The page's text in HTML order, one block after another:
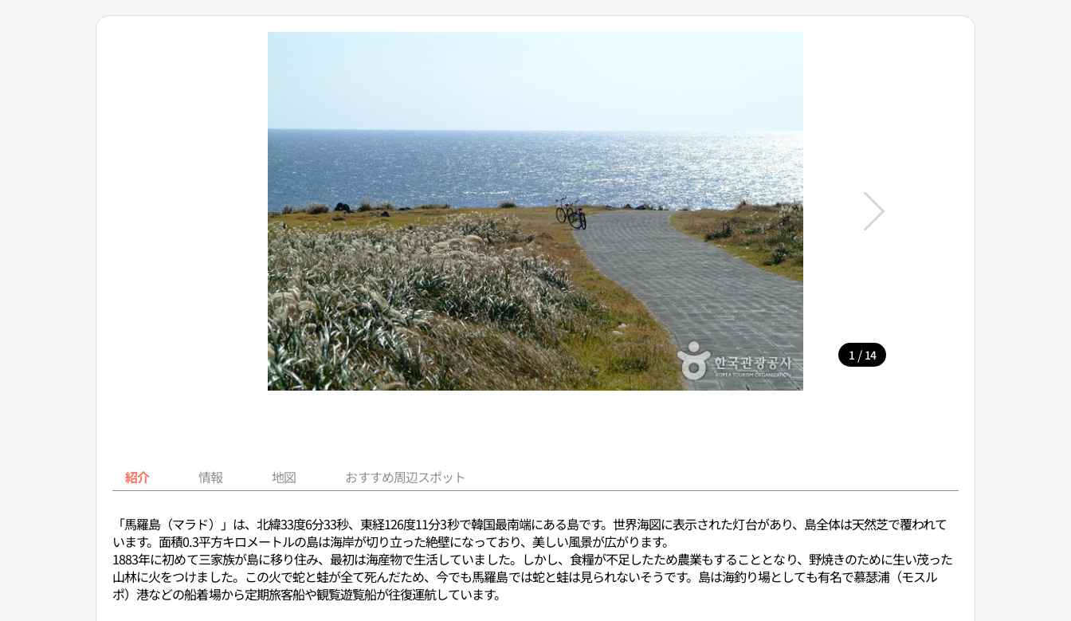
1 / 14
紹介 情報 地図 おすすめ周辺スポット
「馬羅島（マラド）」は、北緯33度6分33秒、東経126度11分3秒で韓国最南端にある島です。世界海図に表示された灯台があり、島全体は天然芝で覆われて
います。面積0.3平方キロメートルの島は海岸が切り立った絶壁になっており、美しい風景が広がります。
1883年に初めて三家族が島に移り住み、最初は海産物で生活していました。しかし、食糧が不足したため農業もすることとなり、野焼きのために生い茂った
山林に火をつけました。この火で蛇と蛙が全て死んだため、今でも馬羅島では蛇と蛙は見られないそうです。島は海釣り場としても有名で慕瑟浦（モスル
ポ）港などの船着場から定期旅客船や観覧遊覧船が往復運航しています。